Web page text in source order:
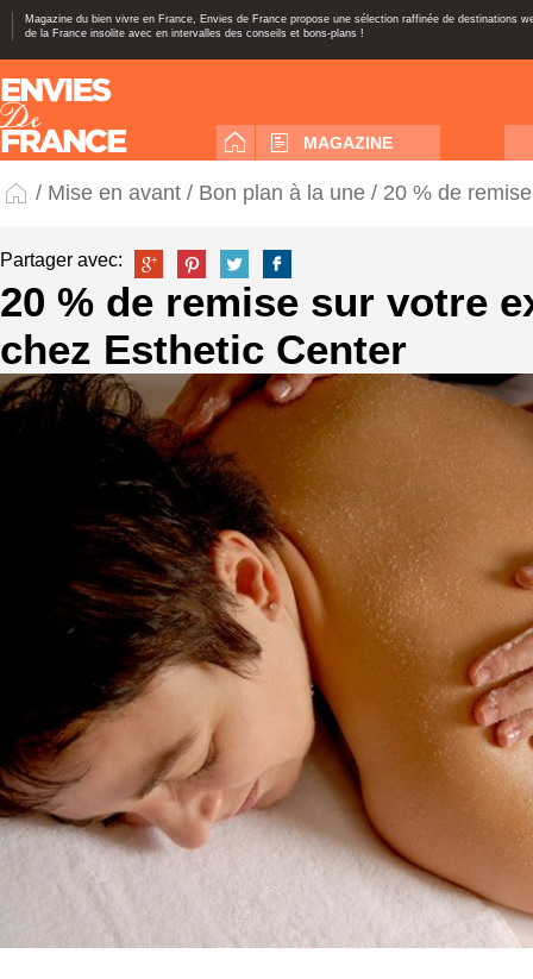
Magazine du bien vivre en France, Envies de France propose une sélection raffinée de destinations
de la France insolite avec en intervalles des conseils et bons-plans !
MAGAZINE
/ Mise en avant / Bon plan à la une / 20 % de
Partager avec:
20 % de remise sur votre
chez Esthetic Center